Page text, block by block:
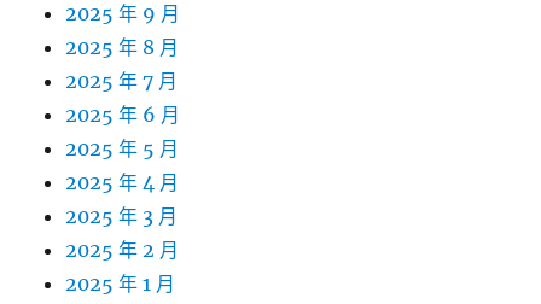
2025 年 9 月
2025 年 8 月
2025 年 7 月
2025 年 6 月
2025 年 5 月
2025 年 4 月
2025 年 3 月
2025 年 2 月
2025 年 1 月